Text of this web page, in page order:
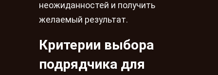
неожиданностей и получить
желаемый результат.
Критерии выбора
подрядчика для